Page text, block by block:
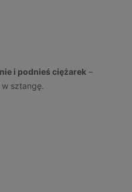
i podnieś ciężarek –
sztangę.